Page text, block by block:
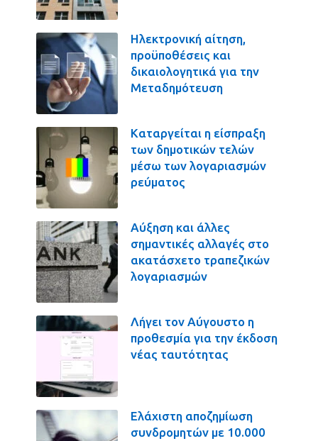
Ηλεκτρονική αίτηση,
προϋποθέσεις και
δικαιολογητικά για την
Μεταδημότευση
Καταργείται η είσπραξη
των δημοτικών τελών
μέσω των λογαριασμών
ρεύματος
Αύξηση και άλλες
σημαντικές αλλαγές στο
ακατάσχετο τραπεζικών
λογαριασμών
Λήγει τον Αύγουστο η
προθεσμία για την έκδοση
νέας ταυτότητας
Ελάχιστη αποζημίωση
συνδρομητών με 10.000